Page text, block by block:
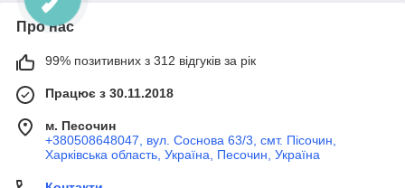
Про нас
99% позитивних з 312 відгуків за рік
Працює з 30.11.2018
м. Песочин
+380508648047, вул. Соснова 63/3, смт. Пісочин,
Харківська область, Україна, Песочин, Україна